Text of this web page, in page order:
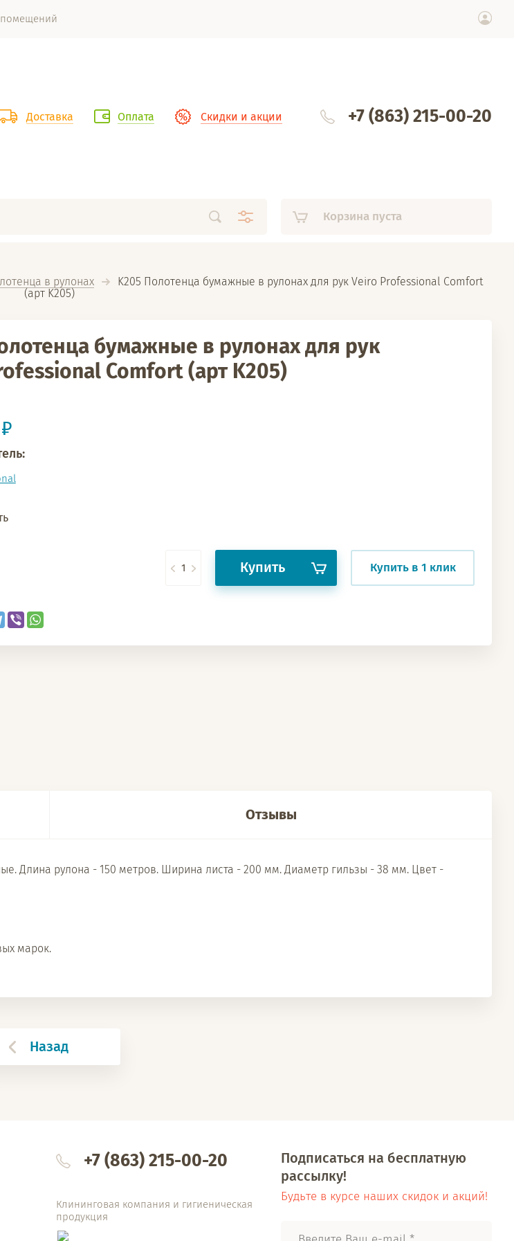
помещений
Доставка Оплата Скидки и акции +7 (863) 215-00-20
Корзина пуста
в рулонах
  K205 Полотенца бумажные в рулонах для рук Veiro Professional Comfort
(арт K205)
бумажные в рулонах для рук
Comfort (арт K205)
Купить Купить в 1 клик
Отзывы
Длина рулона - 150 метров. Ширина листа - 200 мм. Диаметр гильзы - 38 мм. Цвет -
марок.
Назад
+7 (863) 215-00-20
Клининговая компания и гигиеническая
продукция
Подписаться на бесплатную
рассылку!
Будьте в курсе наших скидок и акций!